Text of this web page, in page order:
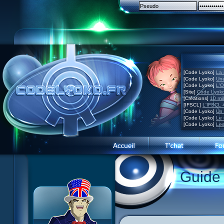
[Code Lyoko] La
[Code Lyoko]
[Code Lyoko]
[Site] Code
[Créations] 10
[IFSCL] L'IFSCL
[Code Lyoko] Un
[Code Lyoko] Le
[Code Lyoko]
6 Cruel dilemme
7 Problème d'image
10 Créature de rêve
11 Enragés